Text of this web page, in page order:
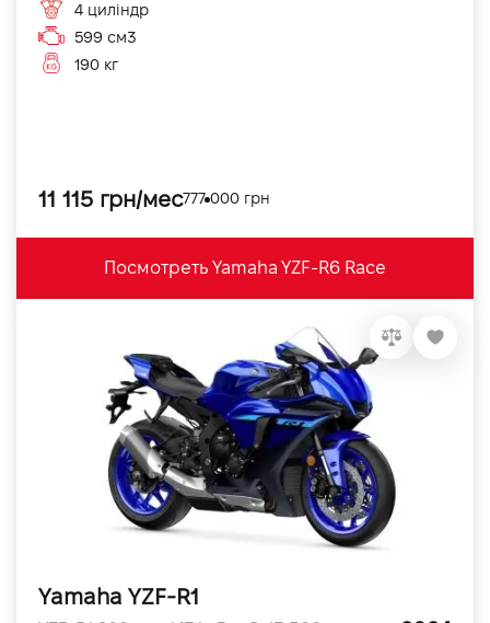
4 циліндр
599 см3
190 кг
11 115 грн/мес777 000 грн
Посмотреть Yamaha YZF-R6 Race
Yamaha YZF-R1